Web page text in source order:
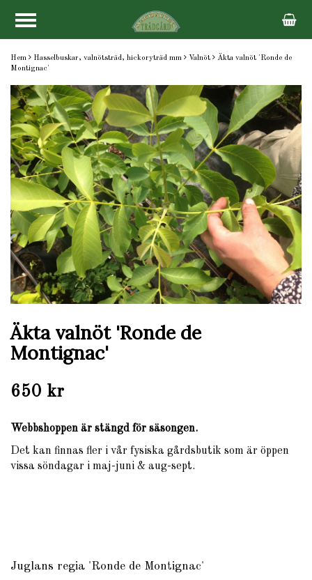
Hem Hasselbuskar, valnötsträd, hickoryträd mm Valnöt
Äkta valnöt 'Ronde de
Montignac'
Äkta valnöt 'Ronde de
Montignac'
650 kr
Webbshoppen är stängd för säsongen.
Det kan finnas fler i vår fysiska gårdsbutik som är öppen
vissa söndagar i maj-juni & aug-sept.
Juglans regia 'Ronde de Montignac'